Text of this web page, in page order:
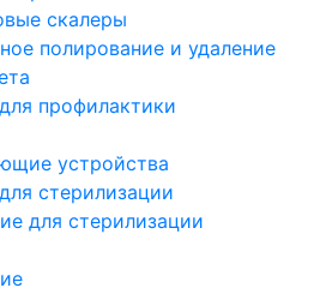
скалеры
полирование и удаление
профилактики
устройства
стерилизации
для стерилизации